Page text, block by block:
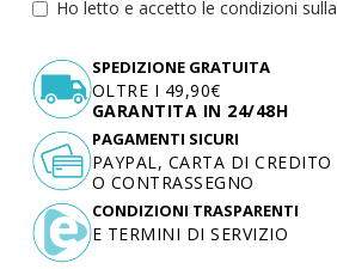
Ho letto e accetto le condizioni sulla
SPEDIZIONE GRATUITA
OLTRE I 49,90€
GARANTITA IN 24/48H
PAGAMENTI SICURI
PAYPAL, CARTA DI CREDITO
O CONTRASSEGNO
CONDIZIONI TRASPARENTI
E TERMINI DI SERVIZIO